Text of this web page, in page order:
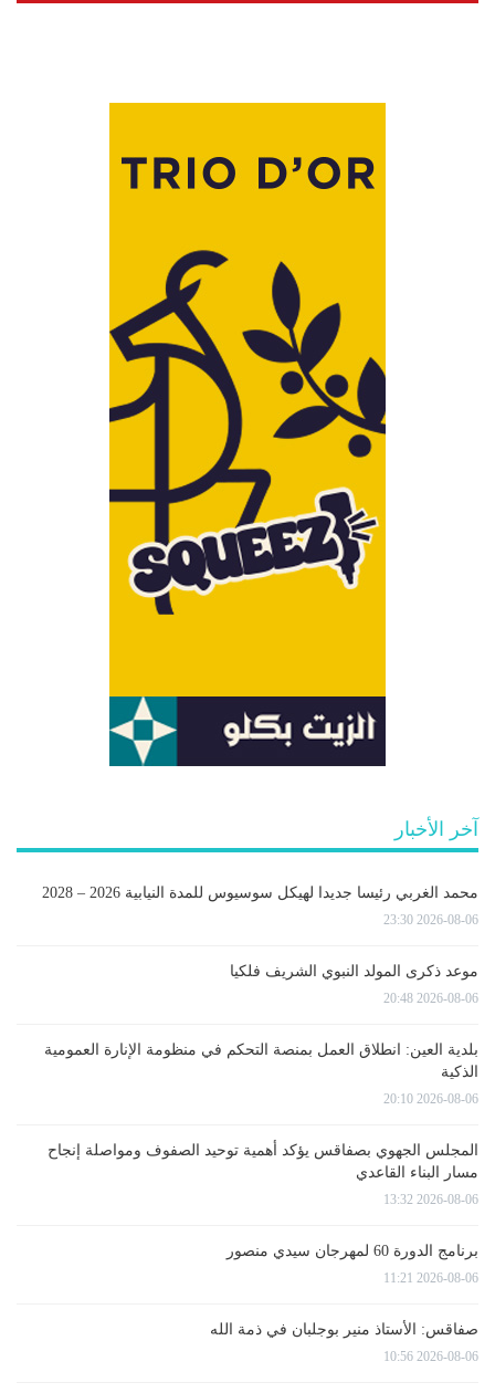
آخر الأخبار
محمد الغربي رئيسا جديدا لهيكل سوسيوس للمدة النيابية 2026 – 2028
2026-08-06 23:30
موعد ذكرى المولد النبوي الشريف فلكيا
2026-08-06 20:48
بلدية العين: انطلاق العمل بمنصة التحكم في منظومة الإنارة العمومية
الذكية
2026-08-06 20:10
المجلس الجهوي بصفاقس يؤكد أهمية توحيد الصفوف ومواصلة إنجاح
مسار البناء القاعدي
2026-08-06 13:32
برنامج الدورة 60 لمهرجان سيدي منصور
2026-08-06 11:21
صفاقس: الأستاذ منير بوجلبان في ذمة الله
2026-08-06 10:56